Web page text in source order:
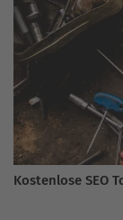
Kostenlose SEO